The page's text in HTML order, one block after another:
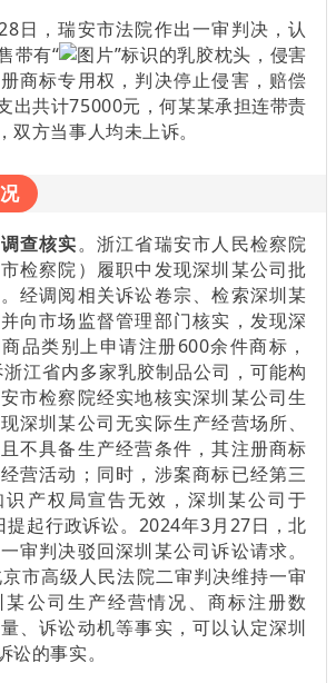
，瑞安市法院作出一审判决，认
带有“
”标识的乳胶枕头，侵害
商标专用权，判决停止侵害，赔偿
出共计75000元，何某某承担连带责
双方当事人均未上诉。
查核实。浙江省瑞安市人民检察院
市检察院）履职中发现深圳某公司批
经调阅相关诉讼卷宗、检索深圳某
向市场监督管理部门核实，发现深
品类别上申请注册600余件商标，
江省内多家乳胶制品公司，可能构
市检察院经实地核实深圳某公司生
深圳某公司无实际生产经营场所、
不具备生产经营条件，其注册商标
营活动；同时，涉案商标已经第三
产权局宣告无效，深圳某公司于
起行政诉讼。2024年3月27日，北
审判决驳回深圳某公司诉讼请求。
市高级人民法院二审判决维持一审
公司生产经营情况、商标注册数
、诉讼动机等事实，可以认定深圳
讼的事实。